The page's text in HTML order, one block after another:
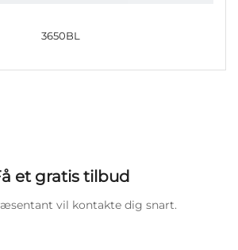
3650BL
et gratis tilbud
vil kontakte dig snart.